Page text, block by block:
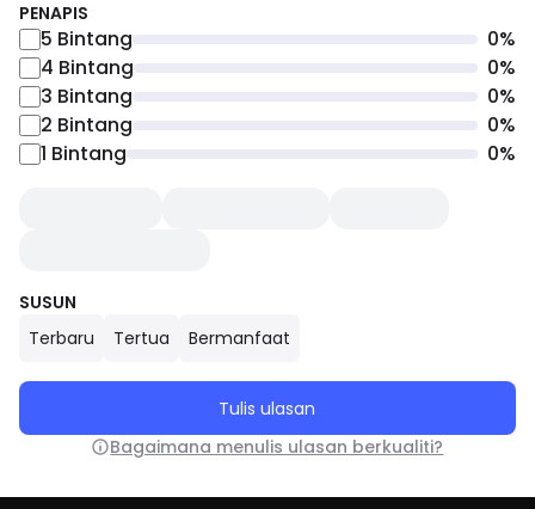
PENAPIS
5 Bintang 0%
4 Bintang 0%
3 Bintang 0%
2 Bintang 0%
1 Bintang 0%
SUSUN
Terbaru
Tertua Bermanfaat
Tulis ulasan
Bagaimana menulis ulasan berkualiti?